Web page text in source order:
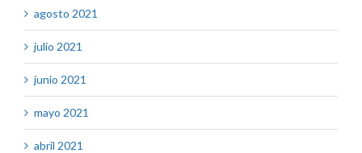
agosto 2021
julio 2021
junio 2021
mayo 2021
abril 2021